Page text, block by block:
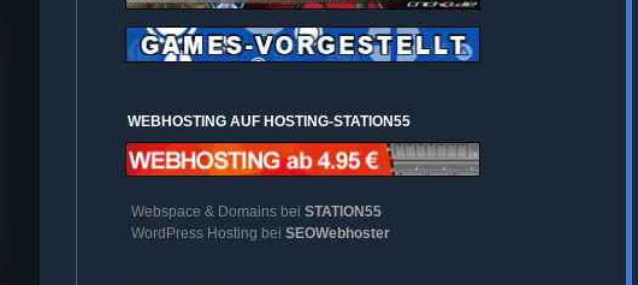
WEBHOSTING AUF HOSTING-STATION55
Webspace & Domains bei STATION55
WordPress Hosting bei SEOWebhoster